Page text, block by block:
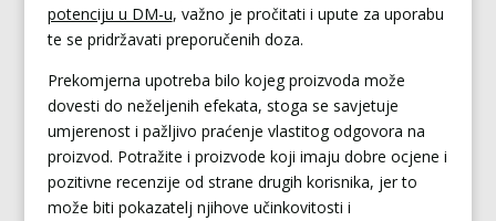
potenciju u DM-u, važno je pročitati i upute za uporabu
te se pridržavati preporučenih doza.
Prekomjerna upotreba bilo kojeg proizvoda može
dovesti do neželjenih efekata, stoga se savjetuje
umjerenost i pažljivo praćenje vlastitog odgovora na
proizvod. Potražite i proizvode koji imaju dobre ocjene i
pozitivne recenzije od strane drugih korisnika, jer to
može biti pokazatelj njihove učinkovitosti i